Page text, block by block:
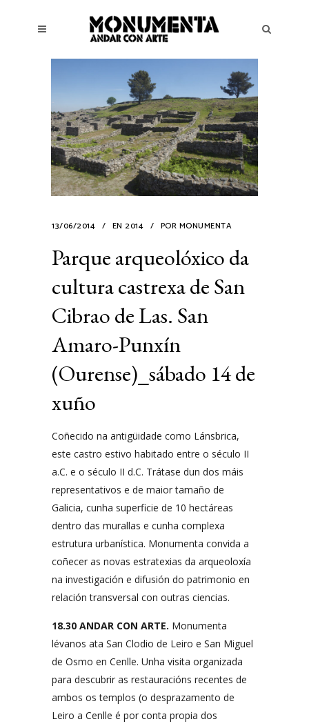
13/06/2014 EN 2014 POR MONUMENTA
Parque arqueolóxico da
cultura castrexa de San
Cibrao de Las. San
Amaro-Punxín
(Ourense)_sábado 14 de
xuño
Coñecido na antigüidade como Lánsbrica,
este castro estivo habitado entre o século II
a.C. e o século II d.C. Trátase dun dos máis
representativos e de maior tamaño de
Galicia, cunha superficie de 10 hectáreas
dentro das murallas e cunha complexa
estrutura urbanística. Monumenta convida a
coñecer as novas estratexias da arqueoloxía
na investigación e difusión do patrimonio en
relación transversal con outras ciencias.
18.30 ANDAR CON ARTE. Monumenta
lévanos ata San Clodio de Leiro e San Miguel
de Osmo en Cenlle. Unha visita organizada
para descubrir as restauracións recentes de
ambos os templos (o desprazamento de
Leiro a Cenlle é por conta propia dos